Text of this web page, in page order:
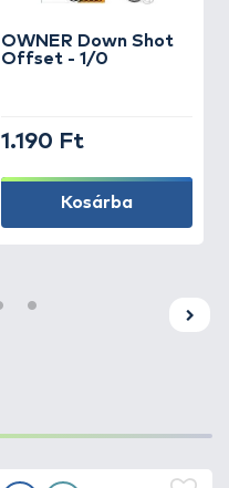
OWNER Down Shot
Offset - 1/0
1.190 Ft
Kosárba